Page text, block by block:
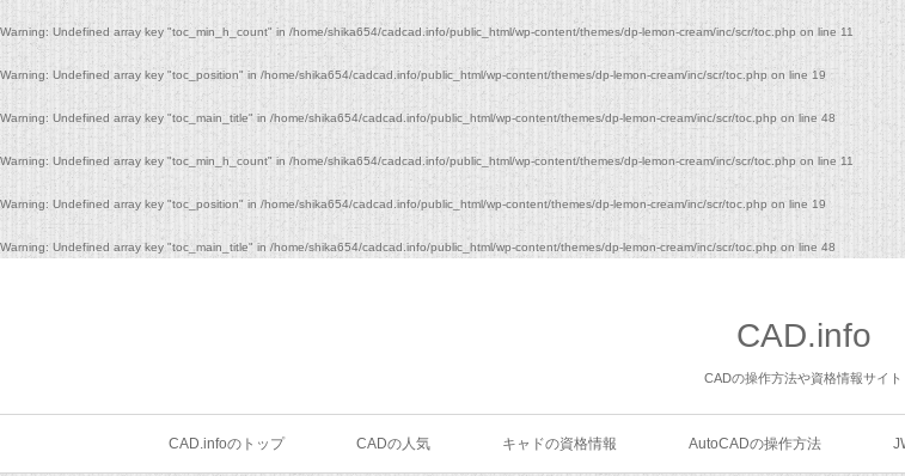
Warning: Undefined array key "toc_min_h_count" in /home/shika654/cadcad.info/public_html/wp-content/themes/dp-lemon-cream/inc/scr/toc.php on line 11
Warning: Undefined array key "toc_position" in /home/shika654/cadcad.info/public_html/wp-content/themes/dp-lemon-cream/inc/scr/toc.php on line 19
Warning: Undefined array key "toc_main_title" in /home/shika654/cadcad.info/public_html/wp-content/themes/dp-lemon-cream/inc/scr/toc.php on line 48
Warning: Undefined array key "toc_min_h_count" in /home/shika654/cadcad.info/public_html/wp-content/themes/dp-lemon-cream/inc/scr/toc.php on line 11
Warning: Undefined array key "toc_position" in /home/shika654/cadcad.info/public_html/wp-content/themes/dp-lemon-cream/inc/scr/toc.php on line 19
Warning: Undefined array key "toc_main_title" in /home/shika654/cadcad.info/public_html/wp-content/themes/dp-lemon-cream/inc/scr/toc.php on line 48
CAD.info
CADの操作方法や資格情報サイト
CAD.infoのトップ CADの人気 キャドの資格情報 AutoCADの操作方法